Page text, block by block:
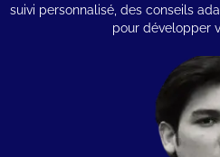
suivi personnalisé, des conseils
pour développer